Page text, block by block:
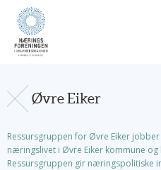
Øvre Eiker
Ressursgruppen for Øvre Eiker
næringslivet i Øvre Eiker kommune og
Ressursgruppen gir næringspolitiske